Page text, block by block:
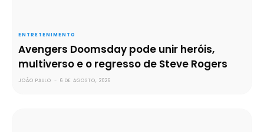
ENTRETENIMENTO
Avengers Doomsday pode unir heróis,
multiverso e o regresso de Steve Rogers
JOÃO PAULO - 6 DE AGOSTO, 2026